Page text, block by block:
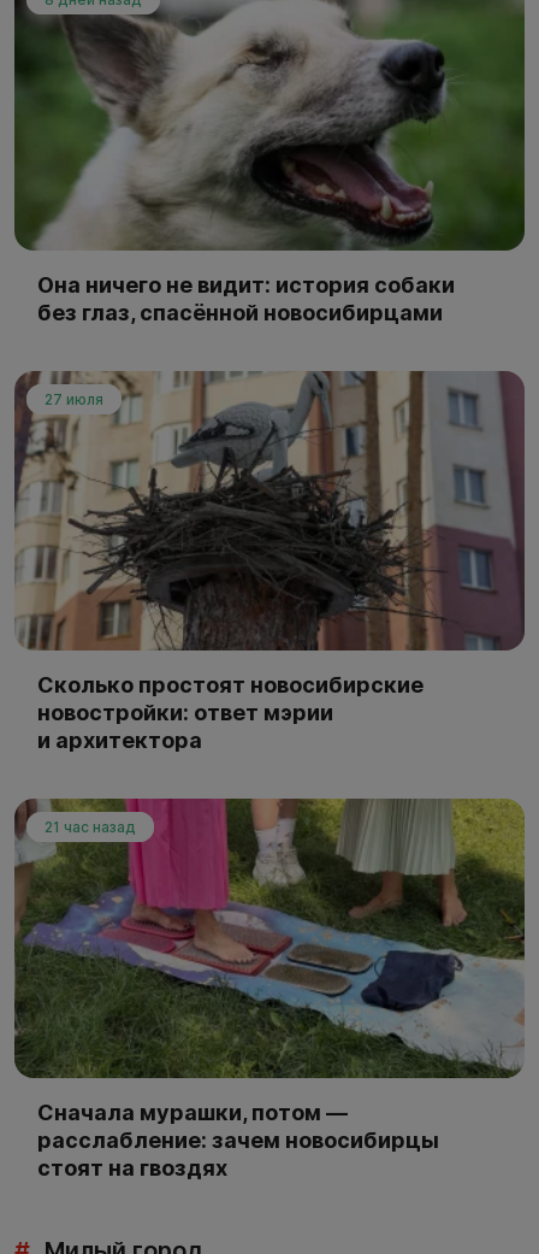
Она ничего не видит: история собаки
без глаз, спасённой новосибирцами
27 июля
Сколько простоят новосибирские
новостройки: ответ мэрии
и архитектора
21 час назад
Сначала мурашки, потом —
расслабление: зачем новосибирцы
стоят на гвоздях